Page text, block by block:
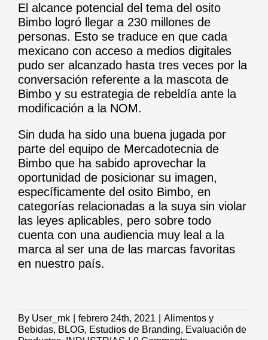
El alcance potencial del tema del osito
Bimbo logró llegar a 230 millones de
personas. Esto se traduce en que cada
mexicano con acceso a medios digitales
pudo ser alcanzado hasta tres veces por la
conversación referente a la mascota de
Bimbo y su estrategia de rebeldía ante la
modificación a la NOM.
Sin duda ha sido una buena jugada por
parte del equipo de Mercadotecnia de
Bimbo que ha sabido aprovechar la
oportunidad de posicionar su imagen,
específicamente del osito Bimbo, en
categorías relacionadas a la suya sin violar
las leyes aplicables, pero sobre todo
cuenta con una audiencia muy leal a la
marca al ser una de las marcas favoritas
en nuestro país.
By User_mk febrero 24th, 2021
Alimentos y
Bebidas, BLOG, Estudios de Branding, Evaluación de